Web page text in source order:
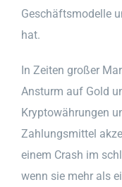
Geschäftsmodelle
hat.
In Zeiten großer
Ansturm auf Gold
Kryptowährungen
Zahlungsmittel
einem Crash im
wenn sie mehr als